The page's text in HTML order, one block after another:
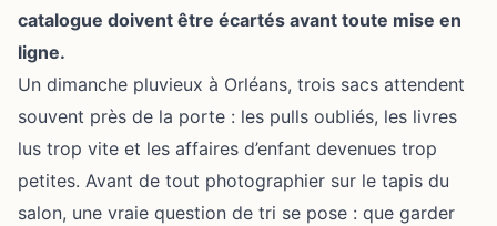
catalogue doivent être écartés avant toute mise en
ligne.
Un dimanche pluvieux à Orléans, trois sacs attendent
souvent près de la porte : les pulls oubliés, les livres
lus trop vite et les affaires d’enfant devenues trop
petites. Avant de tout photographier sur le tapis du
salon, une vraie question de tri se pose : que garder